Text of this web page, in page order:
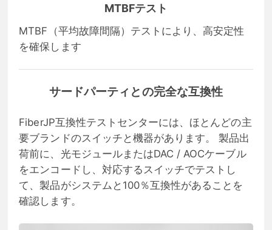
MTBFテスト
MTBF（平均故障間隔）テストにより、高安定性
を確保します
サードパーティとの完全な互換性
FiberJP互換性テストセンターには、ほとんどの主
要ブランドのスイッチと機器があります。 製品出
荷前に、光モジュールまたはDAC / AOCケーブル
をエンコードし、対応するスイッチでテストし
て、製品がシステムと100％互換性があることを
確認します。